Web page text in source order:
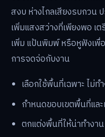
สงบ ห่างไกลเสียงรบกวน
เพิ่มแสงสว่างที่เพียงพอ เ
เพิ่ม แป้นพิมพ์ หรือหูฟังเพื่
การจดจ่อกับงาน
เลือกใช้พื้นที่เฉพาะ ไม่
กำหนดขอบเขตพื้นที่และ
ตกแต่งพื้นที่ให้น่าทำงาน